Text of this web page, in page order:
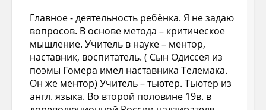
Главное - деятельность ребёнка. Я не задаю
вопросов. В основе метода – критическое
мышление. Учитель в науке – ментор,
наставник, воспитатель. ( Сын Одиссея из
поэмы Гомера имел наставника Телемака.
Он же ментор) Учитель – тьютер. Тьютер из
англ. языка. Во второй половине 19в. в